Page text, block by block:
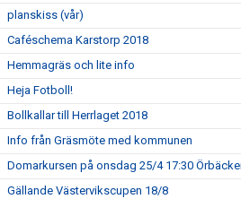
planskiss (vår)
Caféschema Karstorp 2018
Hemmagräs och lite info
Heja Fotboll!
Bollkallar till Herrlaget 2018
Info från Gräsmöte med kommunen
Domarkursen på onsdag 25/4 17:30
Gällande Västervikscupen 18/8